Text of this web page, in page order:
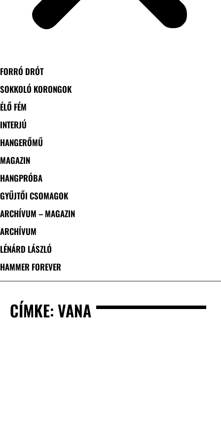
FORRÓ DRÓT
SOKKOLÓ KORONGOK
ÉLŐ FÉM
INTERJÚ
HANGERŐMŰ
MAGAZIN
HANGPRÓBA
GYŰJTŐI CSOMAGOK
ARCHÍVUM – MAGAZIN
ARCHÍVUM
LÉNÁRD LÁSZLÓ
HAMMER FOREVER
CÍMKE: VANA